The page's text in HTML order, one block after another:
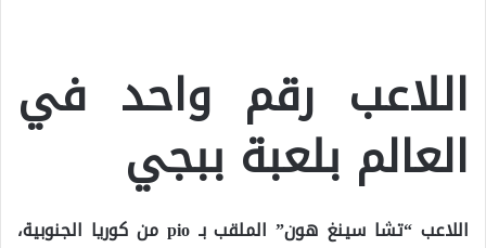
اللاعب رقم واحد في
العالم بلعبة ببجي
اللاعب “تشا سينغ هون” الملقب بـ pio من كوريا الجنوبية،